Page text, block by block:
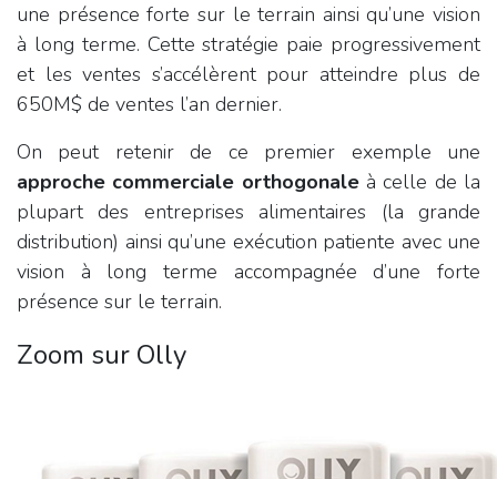
une présence forte sur le terrain ainsi qu’une vision
à long terme. Cette stratégie paie progressivement
et les ventes s’accélèrent pour atteindre plus de
650M$ de ventes l’an dernier.
On peut retenir de ce premier exemple une
approche commerciale orthogonaleà celle de la
plupart des entreprises alimentaires (la grande
distribution) ainsi qu’une exécution patiente avec une
vision à long terme accompagnée d’une forte
présence sur le terrain.
Zoom sur Olly